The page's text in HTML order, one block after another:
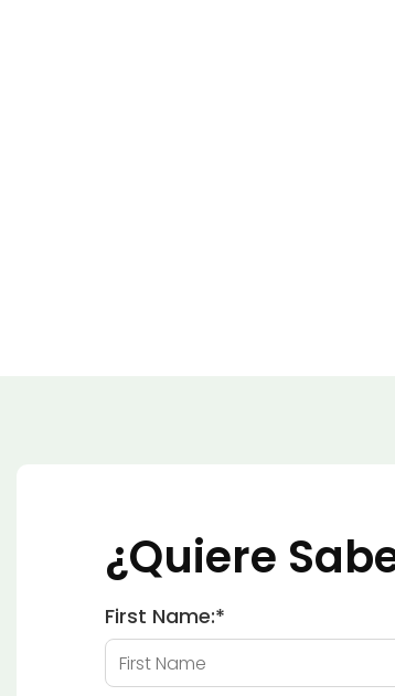
¿Quiere
First Name:*